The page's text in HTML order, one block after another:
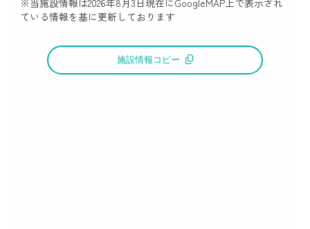
ている情報を基に更新しております
施設情報コピー